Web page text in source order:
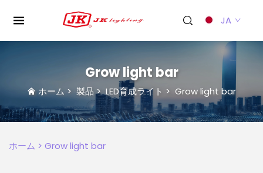
JA
Grow light bar
ホーム>製品>LED育成ライト > Grow light bar
ホーム > Grow light bar